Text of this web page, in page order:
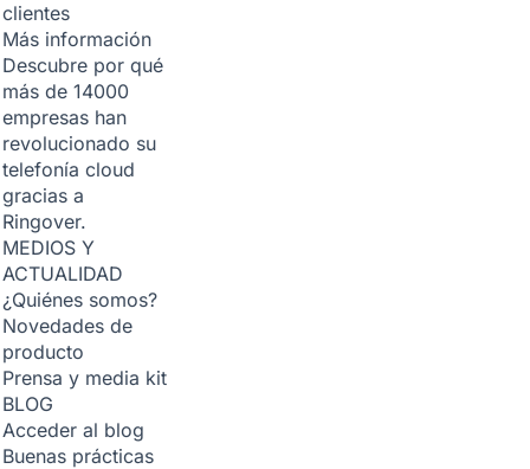
clientes
Más información
Descubre por qué
más de 14000
empresas han
revolucionado su
telefonía cloud
gracias a
Ringover.
MEDIOS Y
ACTUALIDAD
¿Quiénes somos?
Novedades de
producto
Prensa y media kit
BLOG
Acceder al blog
Buenas prácticas